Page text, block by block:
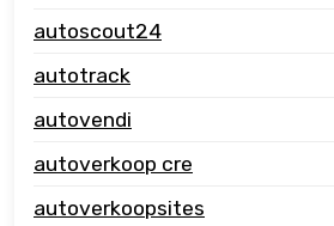
autoscout24
autotrack
autovendi
autoverkoop cre
autoverkoopsites